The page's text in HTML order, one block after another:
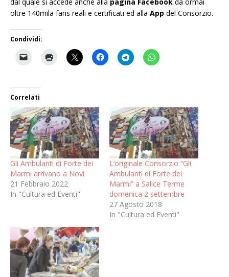
oltre 140mila fans reali e certificati ed alla App del Consorzio.
Condividi:
Correlati
Gli Ambulanti di Forte dei
Marmi arrivano a Novi
21 Febbraio 2022
In "Cultura ed Eventi"
L’originale Consorzio “Gli
Ambulanti di Forte dei
Marmi” a Salice Terme
domenica 2 settembre
27 Agosto 2018
In "Cultura ed Eventi"